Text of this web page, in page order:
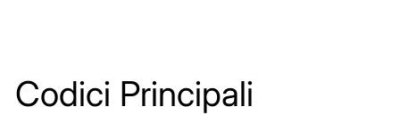
Codici Principali